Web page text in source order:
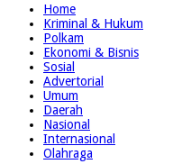
Home
Kriminal & Hukum
Polkam
Ekonomi & Bisnis
Sosial
Advertorial
Umum
Daerah
Nasional
Internasional
Olahraga